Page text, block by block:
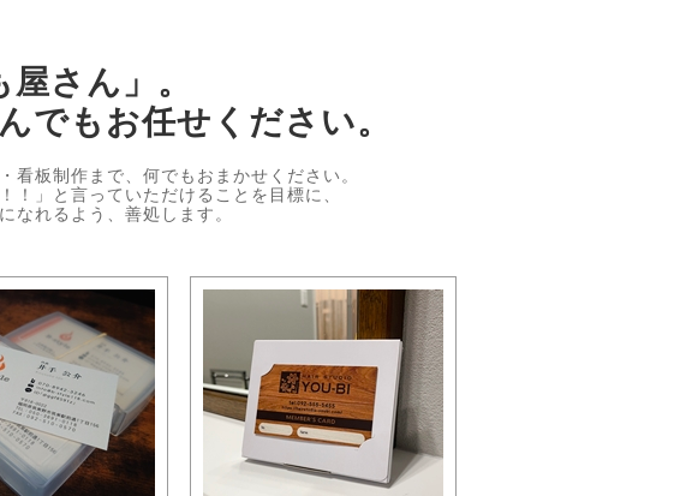
さん」。
でもお任せください。
板制作まで、何でもおまかせください。
！」と言っていただけることを目標に、
なれるよう、善処します。